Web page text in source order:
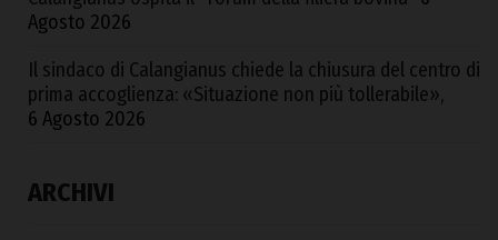
Agosto 2026
Il sindaco di Calangianus chiede la chiusura del centro di
prima accoglienza: «Situazione non più tollerabile»,
6 Agosto 2026
ARCHIVI